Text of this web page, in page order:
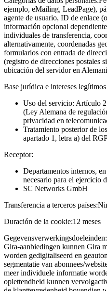
ejemplo, eMailing, LeadPage),
agente de usuario, ID de enlace
información opcional
individuales de transferencia,
alternativamente, coordenadas
formularios con entrada de
(registro de direcciones postales
ubicación del servidor en
Base jurídica e intereses
Uso del servicio: Artículo
(Ley Alemana de
privacidad en
Tratamiento posterior de
apartado 1, letra a) del
Receptor:
Departamentos internos,
necesario para el ejercicio
SC Networks GmbH
Transferencia a terceros países:
Duración de la cookie:12 meses
Gegevensverwerkingsdoeleinden:
Gira-aanbiedingen kunnen Gira
worden gedigitaliseerd en
segmentatie van abonnees/
meer individuele informatie
oplettendheid kunnen